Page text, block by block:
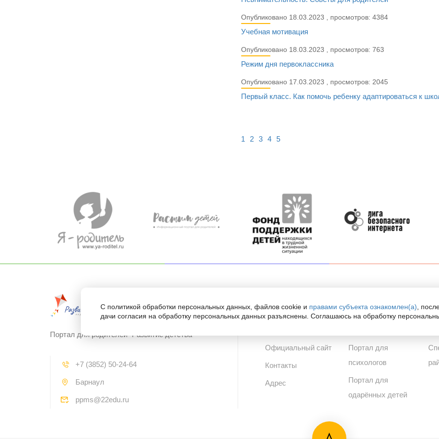
Опубликовано 18.03.2023 , просмотров: 4384
Учебная мотивация
Опубликовано 18.03.2023 , просмотров: 763
Режим дня первоклассника
Опубликовано 17.03.2023 , просмотров: 2045
Первый класс. Как помочь ребенку адаптироваться к
1 2 3 4 5
Портал для родителей "Развитие детства"
+7 (3852) 50-24-64
Барнаул
ppms@22edu.ru
ППМС-центр
Официальный сайт
Контакты
Адрес
Сайты
Портал для
психологов
Портал для
одарённых детей
С политикой обработки персональных данных, файлов cookie и правами субъекта ознакомлен(а) ,
дачи согласия на обработку персональных данных разъяснены. Соглашаюсь на обработку